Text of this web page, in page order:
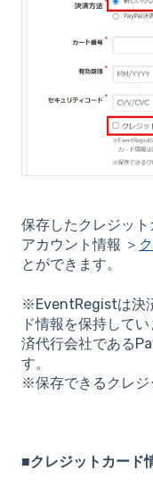
保存したクレジッ
アカウント情報 ＞
とができます。
※EventRegistは決
ド情報を保持して
済代行会社である
す。
※保存できるクレジ
■クレジットカード